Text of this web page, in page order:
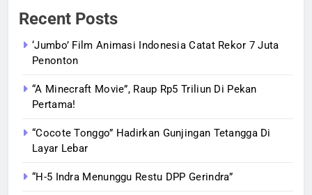
Recent Posts
‘Jumbo’ Film Animasi Indonesia Catat Rekor 7 Juta
Penonton
“A Minecraft Movie”, Raup Rp5 Triliun Di Pekan
Pertama!
“Cocote Tonggo” Hadirkan Gunjingan Tetangga Di
Layar Lebar
“H-5 Indra Menunggu Restu DPP Gerindra”